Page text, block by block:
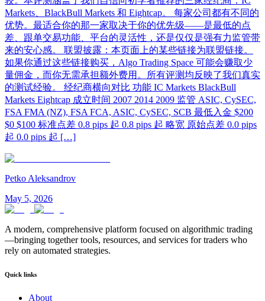
Markets、BlackBull Markets 和 Eightcap。 每家公司都有不同的
优势。最适合你的那一家取决于你的优先级——是最低的点
差、跟单交易功能、平台的灵活性，还是仅仅是强有力监管带
来的安心感。 联盟披露：本页面上的某些链接为联盟链接。
如果你通过这些链接购买，Algo Trading Space 可能会赚取少
量佣金，而你无需承担额外费用。所有评测均反映了我们真实
的测试经验。 经纪商横向对比 功能 IC Markets BlackBull
Markets Eightcap 成立时间 2007 2014 2009 监管 ASIC, CySEC,
FSA FMA (NZ), FSA FCA, ASIC, CySEC, SCB 最低入金 $200
$0 $100 标准点差 0.8 pips 起 0.8 pips 起 略宽 原始点差 0.0 pips
起 0.0 pips 起 […]
Petko Aleksandrov
May 5, 2026
A modern, comprehensive platform focused on algorithmic trading
—bringing together tools, resources, and services for traders who
rely on automated strategies.
Quick links
About